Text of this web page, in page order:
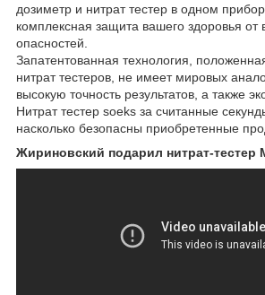
дозиметр и нитрат тестер в одном
комплексная защита вашего здоровья от
опасностей.
Запатентованная технология,
нитрат тестеров, не имеет мировых
высокую точность результатов, а также
Нитрат тестер soeks за считанные
насколько безопасны приобретенные
Жириновский подарил нитрат-тестер